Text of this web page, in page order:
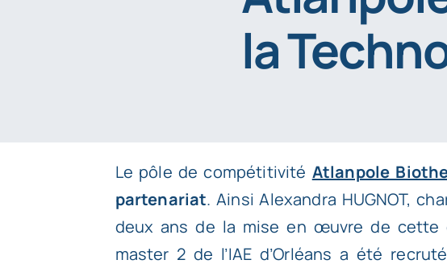
la
Le pôle de compétitivité Atlanpole
partenariat. Ainsi Alexandra HUGNOT,
deux ans de la mise en œuvre de cette
master 2 de l’IAE d’Orléans a été